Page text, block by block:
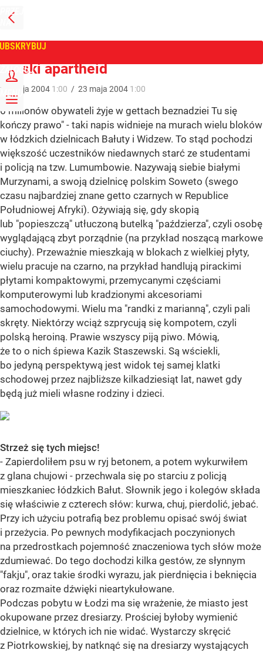
PRZEJDŹ
NA
GŁÓWNĄ
ZALOGUJ
MENU
Tygodnik Wprost
Polski apartheid
23 maja 2004 1:00 / 23 maja 2004 1:00
6 milionów obywateli żyje w gettach beznadziei Tu się
kończy prawo" - taki napis widnieje na murach wielu bloków
w łódzkich dzielnicach Bałuty i Widzew. To stąd pochodzi
większość uczestników niedawnych starć ze studentami
i policją na tzw. Lumumbowie. Nazywają siebie białymi
Murzynami, a swoją dzielnicę polskim Soweto (swego
czasu najbardziej znane getto czarnych w Republice
Południowej Afryki). Ożywiają się, gdy skopią
lub "popieszczą" utłuczoną butelką "paździerza", czyli osobę
wyglądającą zbyt porządnie (na przykład noszącą markowe
ciuchy). Przeważnie mieszkają w blokach z wielkiej płyty,
wielu pracuje na czarno, na przykład handlują pirackimi
płytami kompaktowymi, przemycanymi częściami
komputerowymi lub kradzionymi akcesoriami
samochodowymi. Wielu ma "randki z marianną", czyli pali
skręty. Niektórzy wciąż szprycują się kompotem, czyli
polską heroiną. Prawie wszyscy piją piwo. Mówią,
że to o nich śpiewa Kazik Staszewski. Są wściekli,
bo jedyną perspektywą jest widok tej samej klatki
schodowej przez najbliższe kilkadziesiąt lat, nawet gdy
będą już mieli własne rodziny i dzieci.
Strzeż się tych miejsc!
- Zapierdoliłem psu w ryj betonem, a potem wykurwiłem
z glana chujowi - przechwala się po starciu z policją
mieszkaniec łódzkich Bałut. Słownik jego i kolegów składa
się właściwie z czterech słów: kurwa, chuj, pierdolić, jebać.
Przy ich użyciu potrafią bez problemu opisać swój świat
i przeżycia. Po pewnych modyfikacjach poczynionych
na przedrostkach pojemność znaczeniowa tych słów może
zdumiewać. Do tego dochodzi kilka gestów, ze słynnym
"fakju", oraz takie środki wyrazu, jak pierdnięcia i beknięcia
oraz rozmaite dźwięki nieartykułowane.
Podczas pobytu w Łodzi ma się wrażenie, że miasto jest
okupowane przez dresiarzy. Prościej byłoby wymienić
dzielnice, w których ich nie widać. Wystarczy skręcić
z Piotrkowskiej, by natknąć się na dresiarzy wystających